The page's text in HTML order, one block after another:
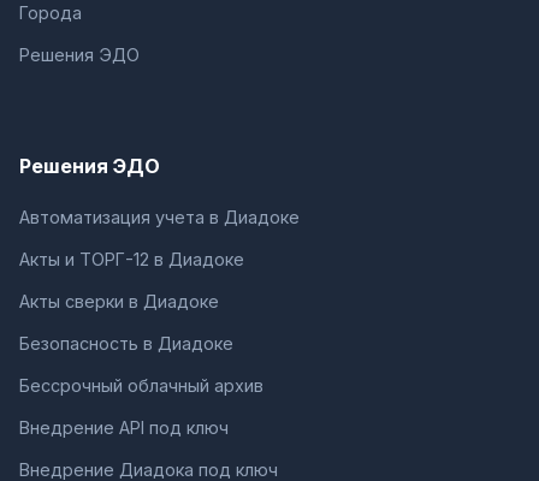
Города
Решения ЭДО
Решения ЭДО
Автоматизация учета в Диадоке
Акты и ТОРГ-12 в Диадоке
Акты сверки в Диадоке
Безопасность в Диадоке
Бессрочный облачный архив
Внедрение API под ключ
Внедрение Диадока под ключ